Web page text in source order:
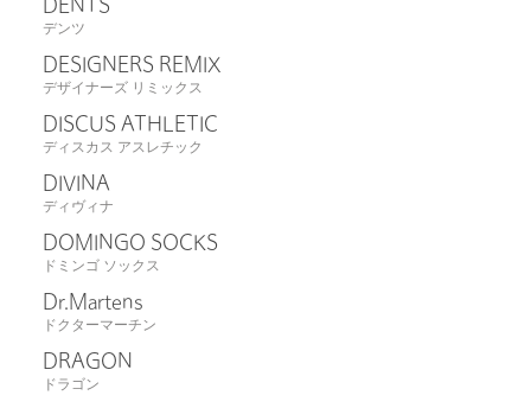
DENTS
デンツ
DESIGNERS REMIX
デザイナーズ リミックス
DISCUS ATHLETIC
ディスカス アスレチック
DIVINA
ディヴィナ
DOMINGO SOCKS
ドミンゴ ソックス
Dr.Martens
ドクターマーチン
DRAGON
ドラゴン